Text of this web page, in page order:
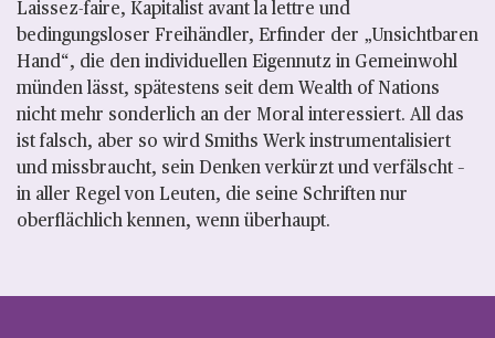
Laissez-faire, Kapitalist avant la lettre und
bedingungsloser Freihändler, Erfinder der „Unsichtbaren
Hand“, die den individuellen Eigennutz in Gemeinwohl
münden lässt, spätestens seit dem Wealth of Nations
nicht mehr sonderlich an der Moral interessiert. All das
ist falsch, aber so wird Smiths Werk instrumentalisiert
und missbraucht, sein Denken verkürzt und verfälscht –
in aller Regel von Leuten, die seine Schriften nur
oberflächlich kennen, wenn überhaupt.